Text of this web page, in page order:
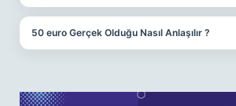
50 euro Gerçek Olduğu Nasıl Anlaşılır ?